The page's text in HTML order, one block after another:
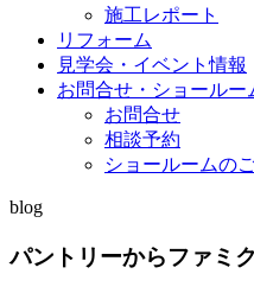
施工レポート
リフォーム
見学会・イベント情報
お問合せ・ショールー
お問合せ
相談予約
ショールームの
blog
パントリーからファミ